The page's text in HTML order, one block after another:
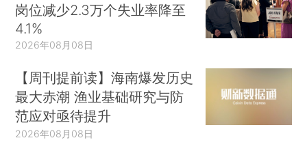
岗位减少2.3万个失业率降至
4.1%
2026年08月08日
【周刊提前读】海南爆发历史
最大赤潮 渔业基础研究与防
范应对亟待提升
2026年08月08日